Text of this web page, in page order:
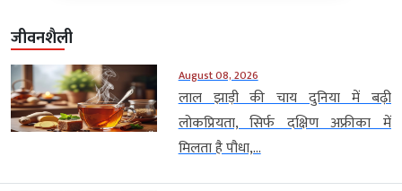
जीवनशैली
August 08, 2026
लाल झाड़ी की चाय दुनिया में बढ़ी
लोकप्रियता, सिर्फ दक्षिण अफ्रीका में
मिलता है पौधा,...